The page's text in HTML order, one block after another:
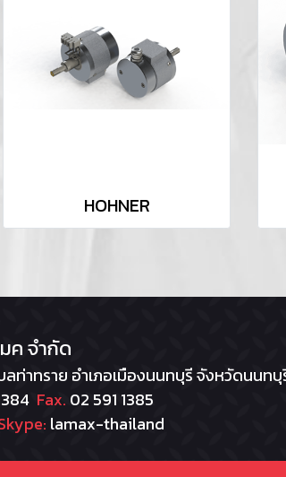
HOHNER
ค จำกัด
าทราย อำเภอเมืองนนทบุรี จังหวัดนนทบุ
Fax. 02 591 1385
lamax-thailand